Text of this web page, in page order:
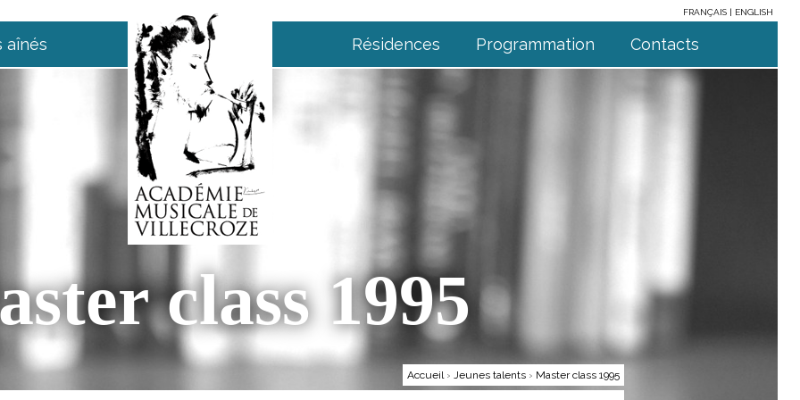
FRANÇAIS
ENGLISH
aînés Résidences Programmation Contacts
class 1995
Accueil › Jeunes talents › Master class 1995